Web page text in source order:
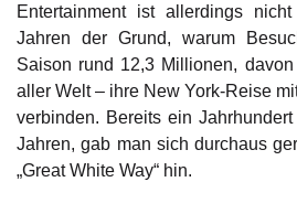
Entertainment ist allerdings
Jahren der Grund, warum
Saison rund 12,3 Millionen,
aller Welt – ihre New York-Reise
verbinden. Bereits ein
Jahren, gab man sich durchaus
„Great White Way“ hin.